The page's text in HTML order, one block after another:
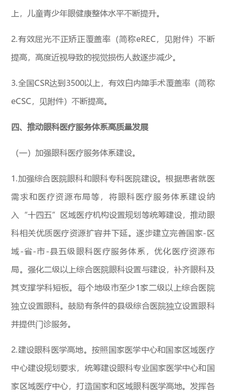
上，儿童青少年眼健康整体水平不断提升。
2.有效屈光不正矫正覆盖率（简称eREC，见附件）不断
提高，高度近视导致的视觉损伤人数逐步减少。
3.全国CSR达到3500以上，有效白内障手术覆盖率（简称
eCSC，见附件）不断提高。
四、推动眼科医疗服务体系高质量发展
（一）加强眼科医疗服务体系建设。
1.加强综合医院眼科和眼科专科医院建设。根据患者就医
需求和医疗资源布局等，将眼科医疗服务体系建设纳
入“十四五”区域医疗机构设置规划等统筹建设，推动眼
科相关优质医疗资源扩容并下延。逐步建立完善国家-区
域-省-市-县五级眼科医疗服务体系，优化医疗资源布
局。强化二级以上综合医院眼科设置与建设，补齐眼科及
其支撑学科短板。每个地级市至少1家二级以上综合医院
独立设置眼科。鼓励有条件的县级综合医院独立设置眼科
并提供门诊服务。
2.建设眼科医学高地。按照国家医学中心和国家区域医疗
中心建设规划要求，统筹建设眼科专业国家医学中心和国
家区域医疗中心，打造国家和区域眼科医学高地。发挥各